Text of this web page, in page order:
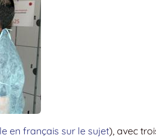
en français sur le sujet), avec